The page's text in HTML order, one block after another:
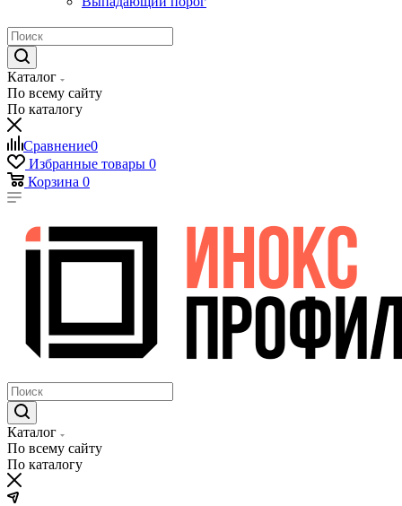
Каталог
По всему сайту
По каталогу
Сравнение0
Избранные товары 0
Корзина 0
Каталог
По всему сайту
По каталогу